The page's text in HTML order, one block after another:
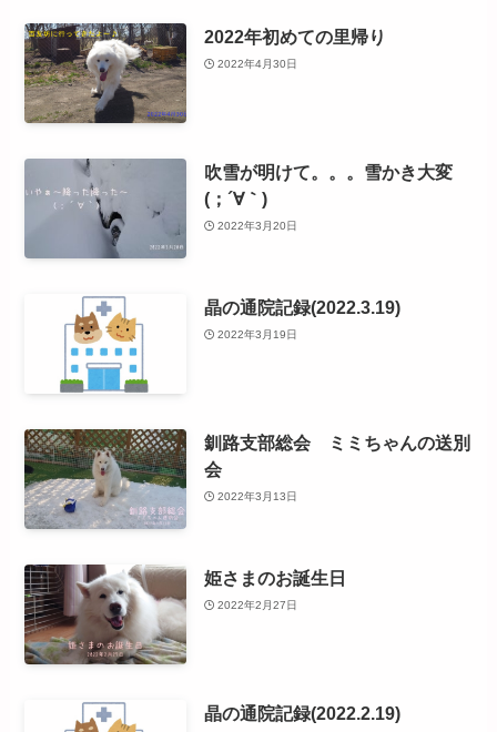
2022年初めての里帰り
2022年4月30日
吹雪が明けて。。。雪かき大変
(；´∀｀)
2022年3月20日
晶の通院記録(2022.3.19)
2022年3月19日
釧路支部総会 ミミちゃんの送別
会
2022年3月13日
姫さまのお誕生日
2022年2月27日
晶の通院記録(2022.2.19)